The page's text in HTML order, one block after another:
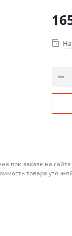
при заказе на
товара